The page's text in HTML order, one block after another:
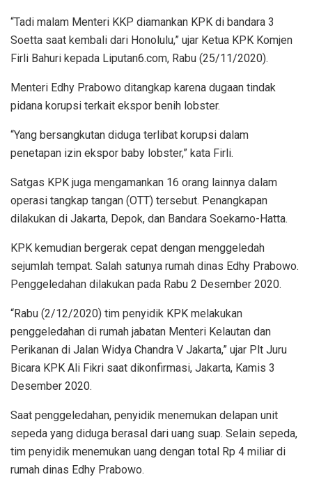
“Tadi malam Menteri KKP diamankan KPK di bandara 3
Soetta saat kembali dari Honolulu,” ujar Ketua KPK Komjen
Firli Bahuri kepada Liputan6.com, Rabu (25/11/2020).
Menteri Edhy Prabowo ditangkap karena dugaan tindak
pidana korupsi terkait ekspor benih lobster.
“Yang bersangkutan diduga terlibat korupsi dalam
penetapan izin ekspor baby lobster,” kata Firli.
Satgas KPK juga mengamankan 16 orang lainnya dalam
operasi tangkap tangan (OTT) tersebut. Penangkapan
dilakukan di Jakarta, Depok, dan Bandara Soekarno-Hatta.
KPK kemudian bergerak cepat dengan menggeledah
sejumlah tempat. Salah satunya rumah dinas Edhy Prabowo.
Penggeledahan dilakukan pada Rabu 2 Desember 2020.
“Rabu (2/12/2020) tim penyidik KPK melakukan
penggeledahan di rumah jabatan Menteri Kelautan dan
Perikanan di Jalan Widya Chandra V Jakarta,” ujar Plt Juru
Bicara KPK Ali Fikri saat dikonfirmasi, Jakarta, Kamis 3
Desember 2020.
Saat penggeledahan, penyidik menemukan delapan unit
sepeda yang diduga berasal dari uang suap. Selain sepeda,
tim penyidik menemukan uang dengan total Rp 4 miliar di
rumah dinas Edhy Prabowo.